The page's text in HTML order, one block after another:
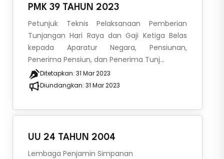
PMK 39 TAHUN 2023
Petunjuk Teknis Pelaksanaan Pemberian
Tunjangan Hari Raya dan Gaji Ketiga Belas
kepada Aparatur Negara, Pensiunan,
Penerima Pensiun, dan Penerima Tunj...
Ditetapkan: 31 Mar 2023
Diundangkan: 31 Mar 2023
UU 24 TAHUN 2004
Lembaga Penjamin Simpanan